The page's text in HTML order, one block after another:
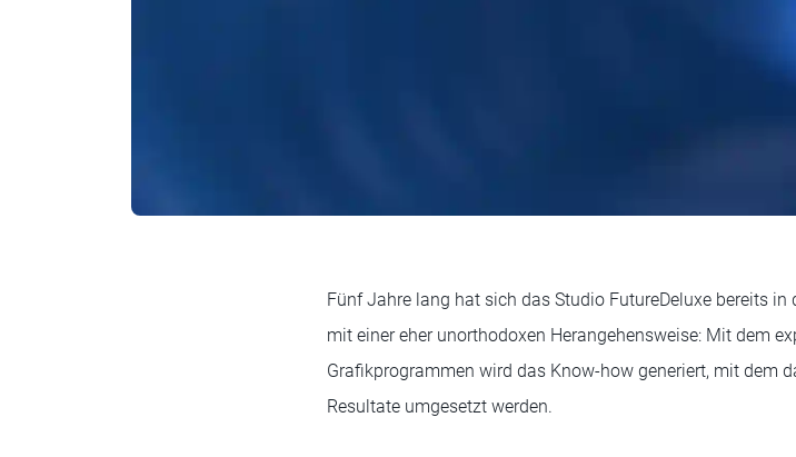
Fünf Jahre lang hat sich das Studio FutureDeluxe bereits
mit einer eher unorthodoxen Herangehensweise: Mit dem
Grafikprogrammen wird das Know-how generiert, mit dem
Resultate umgesetzt werden.